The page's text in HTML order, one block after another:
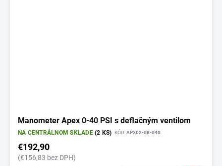
Manometer Apex 0-40 PSI s deflačným ventilom
NA CENTRÁLNOM SKLADE(2 KS) KÓD:APX02-08-040
€192,90
(€156,83 bez DPH)